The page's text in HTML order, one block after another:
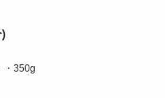
・350g